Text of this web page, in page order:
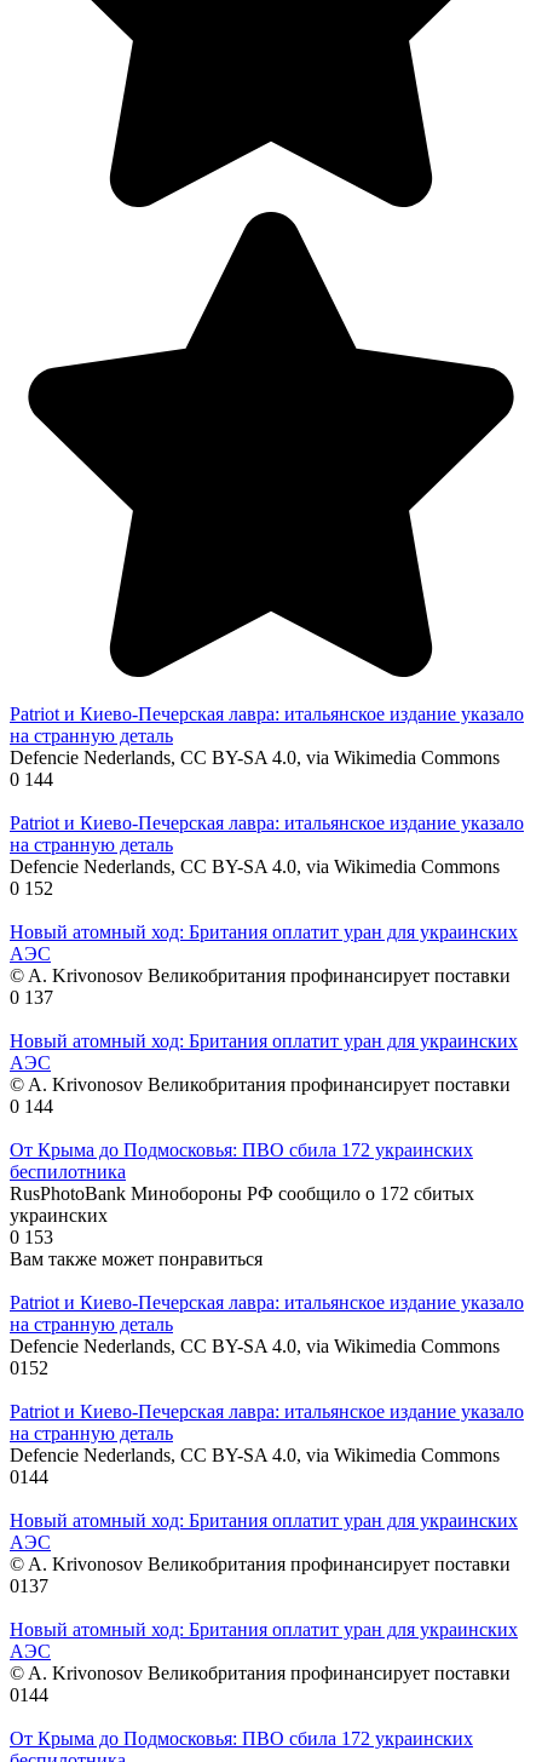
Patriot и Киево-Печерская лавра: итальянское издание указало
на странную деталь
Defencie Nederlands, CC BY-SA 4.0, via Wikimedia Commons
0 144
Patriot и Киево-Печерская лавра: итальянское издание указало
на странную деталь
Defencie Nederlands, CC BY-SA 4.0, via Wikimedia Commons
0 152
Новый атомный ход: Британия оплатит уран для украинских
АЭС
© A. Krivonosov Великобритания профинансирует поставки
0 137
Новый атомный ход: Британия оплатит уран для украинских
АЭС
© A. Krivonosov Великобритания профинансирует поставки
0 144
От Крыма до Подмосковья: ПВО сбила 172 украинских
беспилотника
RusPhotoBank Минобороны РФ сообщило о 172 сбитых
украинских
0 153
Вам также может понравиться
Patriot и Киево-Печерская лавра: итальянское издание указало
на странную деталь
Defencie Nederlands, CC BY-SA 4.0, via Wikimedia Commons
0152
Patriot и Киево-Печерская лавра: итальянское издание указало
на странную деталь
Defencie Nederlands, CC BY-SA 4.0, via Wikimedia Commons
0144
Новый атомный ход: Британия оплатит уран для украинских
АЭС
© A. Krivonosov Великобритания профинансирует поставки
0137
Новый атомный ход: Британия оплатит уран для украинских
АЭС
© A. Krivonosov Великобритания профинансирует поставки
0144
От Крыма до Подмосковья: ПВО сбила 172 украинских